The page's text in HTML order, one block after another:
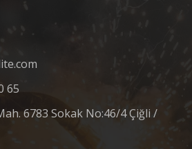
65
6783 Sokak No:46/4 Çiğli /